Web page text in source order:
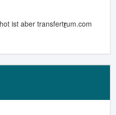
ist aber transfertrum.com